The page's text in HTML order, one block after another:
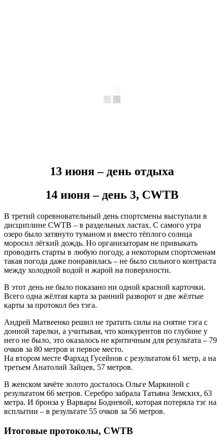
13 июня – день отдыха
14 июня – день 3, CWTB
В третий соревновательный день спортсмены выступали в
дисциплине CWTB – в раздельных ластах. С самого утра
озеро было затянуто туманом и вместо тёплого солнца
моросил лёгкий дождь. Но организаторам не привыкать
проводить старты в любую погоду, а некоторым спортсменам
такая погода даже понравилась – не было сильного контраста
между холодной водой и жарой на поверхности.
В этот день не было показано ни одной красной карточки.
Всего одна жёлтая карта за ранний разворот и две жёлтые
карты за протокол без тэга.
Андрей Матвеенко решил не тратить силы на снятие тэга с
донной тарелки, а учитывая, что конкурентов по глубине у
него не было, это оказалось не критичным для результата – 79
очков за 80 метров и первое место.
На втором месте Фархад Гусейнов с результатом 61 метр, а на
третьем Анатолий Зайцев, 57 метров.
В женском зачёте золото досталось Ольге Маркиной с
результатом 66 метров. Серебро забрала Татьяна Земских, 63
метра. И бронза у Варвары Бодневой, которая потеряла тэг на
всплытии – в результате 55 очков за 56 метров.
Итоговые протоколы, CWTB